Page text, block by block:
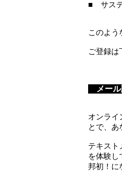
■ サステ
このよう
ご登録は
メール
オンライ
とで、あ
テキスト
を体験し
邦初！に